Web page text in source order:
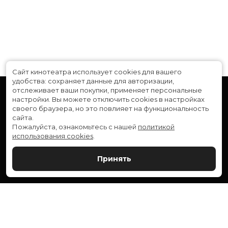
Расписание
Скоро в кино
Служба поддержки
Сайт кинотеатра использует cookies для вашего
удобства: сохраняет данные для авторизации,
отслеживает ваши покупки, применяет персональные
настройки. Вы можете отключить cookies в настройках
своего браузера, но это повлияет на функциональность
сайта.
Пожалуйста, ознакомьтесь с нашей политикой
использования cookies
Принять